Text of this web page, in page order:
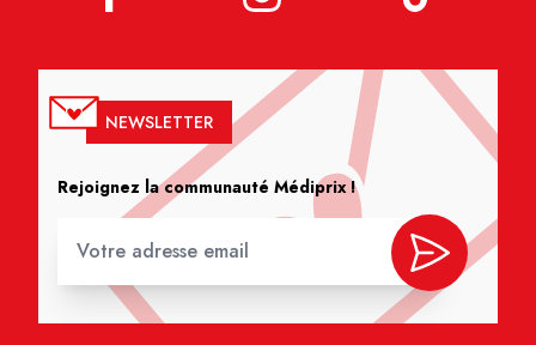
NEWSLETTER
Rejoignez la communauté Médiprix !